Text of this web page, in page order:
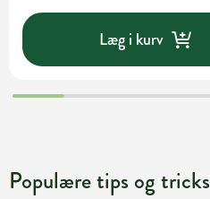
Læg i kurv
Populære tips og tricks